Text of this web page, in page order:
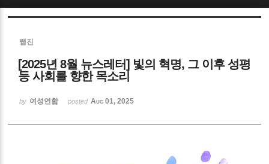
웹진
[2025년 8월 뉴스레터] 빛의 혁명, 그 이후 성평
등 사회를 향한 목소리
by 여성연합 posted Aug 01, 2025
Sketchbook5, 스케치북5
Sketchbook5, 스케치북5